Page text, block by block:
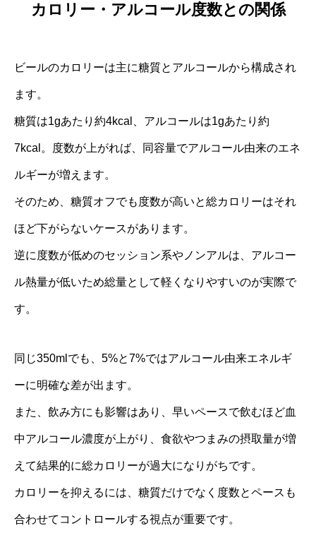
カロリー・アルコール度数との関係
ビールのカロリーは主に糖質とアルコールから構成され
ます。
糖質は1gあたり約4kcal、アルコールは1gあたり約
7kcal。度数が上がれば、同容量でアルコール由来のエネ
ルギーが増えます。
そのため、糖質オフでも度数が高いと総カロリーはそれ
ほど下がらないケースがあります。
逆に度数が低めのセッション系やノンアルは、アルコー
ル熱量が低いため総量として軽くなりやすいのが実際で
す。
同じ350mlでも、5%と7%ではアルコール由来エネルギ
ーに明確な差が出ます。
また、飲み方にも影響はあり、早いペースで飲むほど血
中アルコール濃度が上がり、食欲やつまみの摂取量が増
えて結果的に総カロリーが過大になりがちです。
カロリーを抑えるには、糖質だけでなく度数とペースも
合わせてコントロールする視点が重要です。